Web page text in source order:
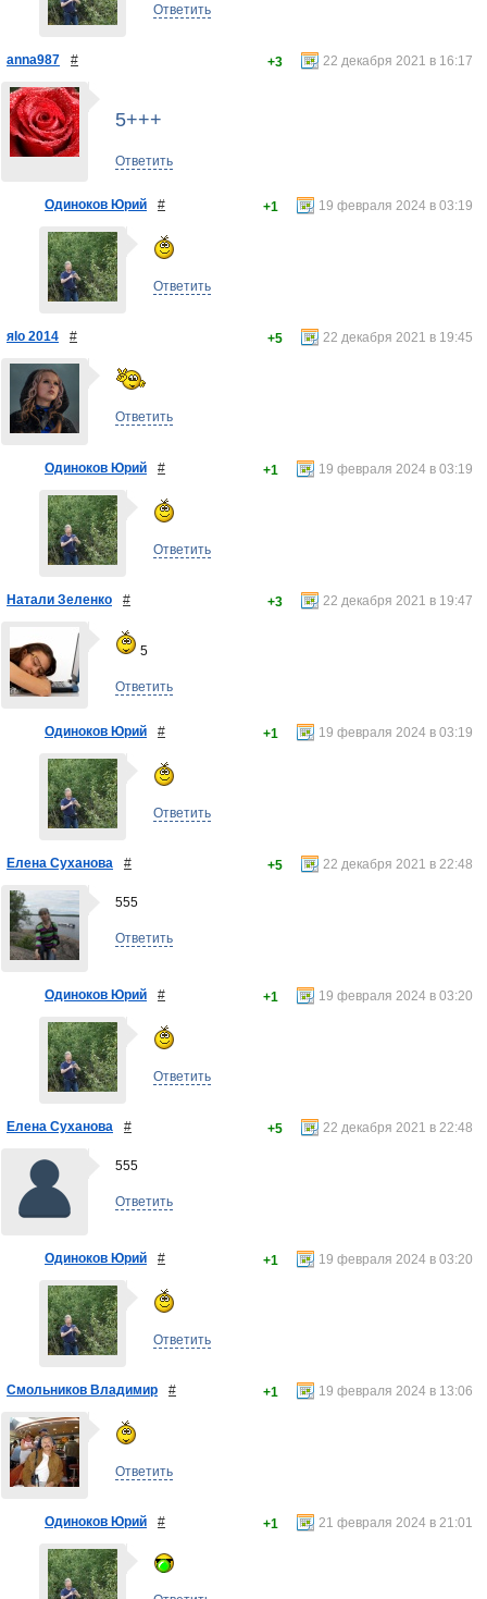
Ответить
anna987 # 22 декабря 2021 в 16:17
+3
5+++
Ответить
Одиноков Юрий # 19 февраля 2024 в 03:19
+1
Ответить
яlo 2014 # 22 декабря 2021 в 19:45
+5
Ответить
Одиноков Юрий # 19 февраля 2024 в 03:19
+1
Ответить
Натали Зеленко # 22 декабря 2021 в 19:47
+3
5
Ответить
Одиноков Юрий # 19 февраля 2024 в 03:19
+1
Ответить
Елена Суханова # 22 декабря 2021 в 22:48
+5
555
Ответить
Одиноков Юрий # 19 февраля 2024 в 03:20
+1
Ответить
Елена Суханова # 22 декабря 2021 в 22:48
+5
555
Ответить
Одиноков Юрий # 19 февраля 2024 в 03:20
+1
Ответить
Смольников Владимир # 19 февраля 2024 в 13:06
+1
Ответить
Одиноков Юрий # 21 февраля 2024 в 21:01
+1